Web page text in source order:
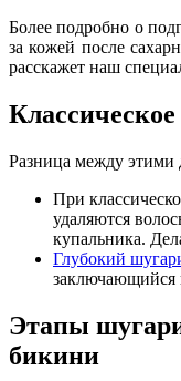
Более подробно о
за кожей после
расскажет наш
Разница между этими
При
удаляются
купальника.
Глубокий
заключающийся
Этапы
бикини